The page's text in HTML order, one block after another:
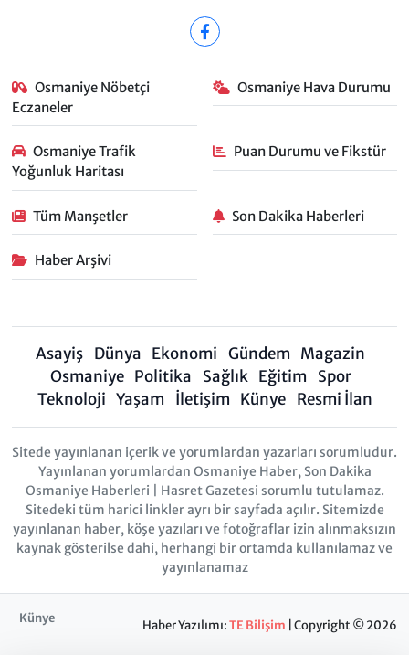
Osmaniye Nöbetçi
Eczaneler
Osmaniye Hava Durumu
Osmaniye Trafik
Yoğunluk Haritası
Puan Durumu ve Fikstür
Tüm Manşetler Son Dakika Haberleri
Haber Arşivi
Asayiş Dünya Ekonomi Gündem Magazin
Osmaniye Politika Sağlık Eğitim
Spor
Teknoloji Yaşam İletişim Künye Resmi İlan
Sitede yayınlanan içerik ve yorumlardan yazarları sorumludur.
Yayınlanan yorumlardan Osmaniye Haber, Son Dakika
Osmaniye Haberleri | Hasret Gazetesi sorumlu tutulamaz.
Sitedeki tüm harici linkler ayrı bir sayfada açılır. Sitemizde
yayınlanan haber, köşe yazıları ve fotoğraflar izin alınmaksızın
kaynak gösterilse dahi, herhangi bir ortamda kullanılamaz ve
yayınlanamaz
Künye Haber Yazılımı:TE Bilişim | Copyright © 2026